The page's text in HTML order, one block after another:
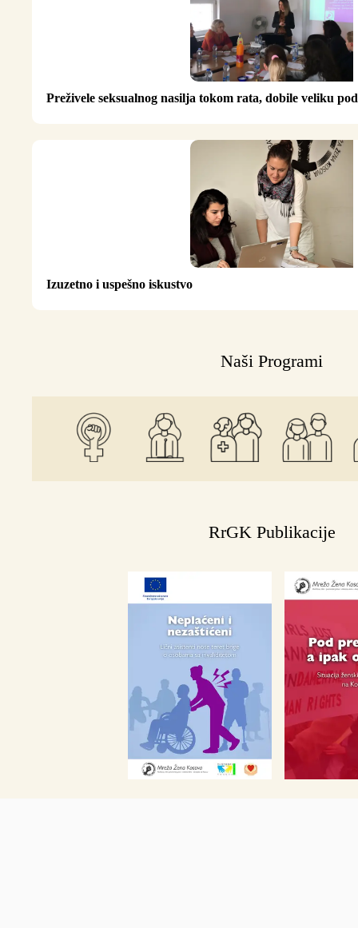
Preživele seksualnog nasilja tokom rata, dobile veliku
Izuzetno i uspešno iskustvo
Naši Programi
RrGK Publikacije